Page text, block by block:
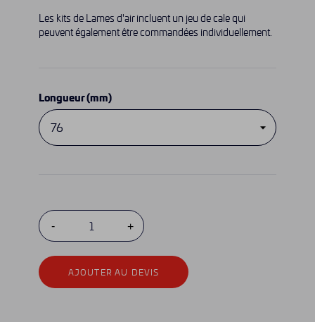
Les kits de Lames d'air incluent un jeu de cale qui
peuvent également être commandées individuellement.
Longueur (mm)
AJOUTER AU DEVIS